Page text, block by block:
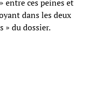
entre ces peines et
dans les deux
» du dossier.